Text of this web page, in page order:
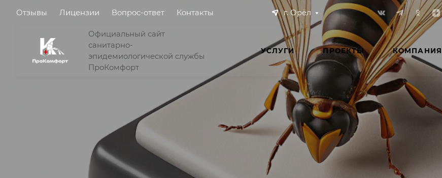
Отзывы Лицензии Вопрос-ответ Контакты г. Орёл
Официальный сайт
санитарно-
эпидемиологической службы
ПроКомфорт
УСЛУГИ ПРОЕКТЫ КОМПАНИЯ